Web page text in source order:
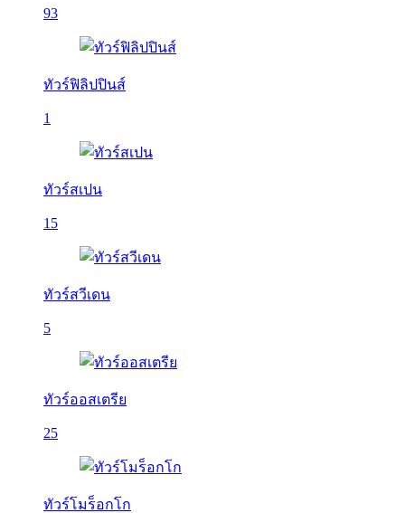
93
ทัวร์ฟิลิปปินส์
1
ทัวร์สเปน
15
ทัวร์สวีเดน
5
ทัวร์ออสเตรีย
25
ทัวร์โมร็อกโก